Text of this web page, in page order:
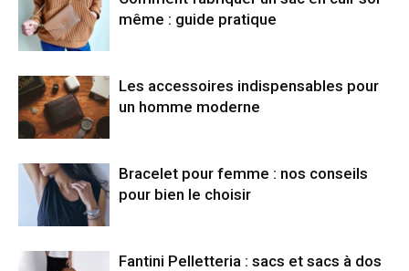
même : guide pratique
Les accessoires indispensables pour
un homme moderne
Bracelet pour femme : nos conseils
pour bien le choisir
Fantini Pelletteria : sacs et sacs à dos